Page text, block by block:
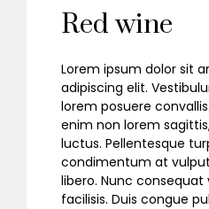
Red wine
Lorem ipsum dolor sit
adipiscing elit.
lorem posuere
enim non lorem
luctus. Pellentesque
condimentum at
libero. Nunc
facilisis. Duis congue